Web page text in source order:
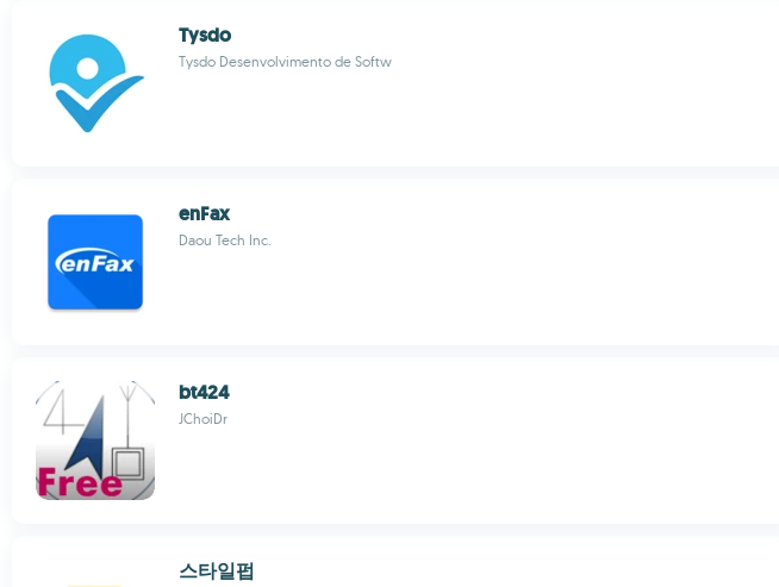
Tysdo
Tysdo Desenvolvimento de Softw
enFax
Daou Tech Inc.
bt424
JChoiDr
스타일펍